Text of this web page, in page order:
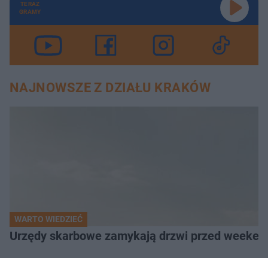
TERAZ
GRAMY
NAJNOWSZE Z DZIAŁU KRAKÓW
WARTO WIEDZIEĆ
Urzędy skarbowe zamykają drzwi przed